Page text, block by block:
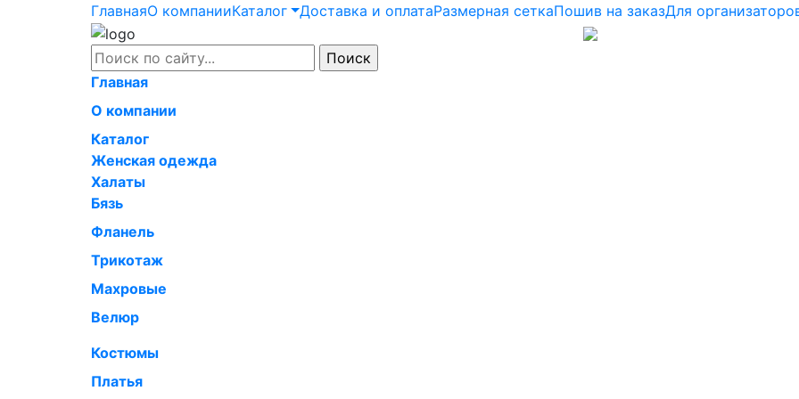
ГлавнаяО компанииКаталог Доставка и оплатаРазмерная сеткаПошив на заказДля
Главная
О компании
Каталог
Женская одежда
Халаты
Бязь
Фланель
Трикотаж
Махровые
Велюр
Костюмы
Платья